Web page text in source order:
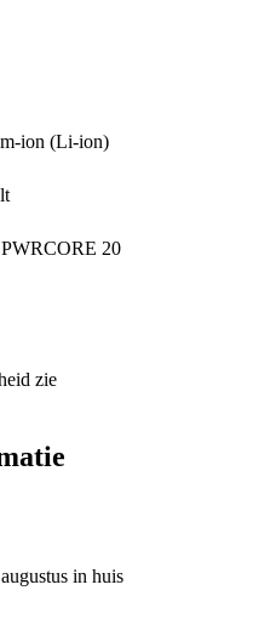
ion (Li-ion)
20
zie
in huis